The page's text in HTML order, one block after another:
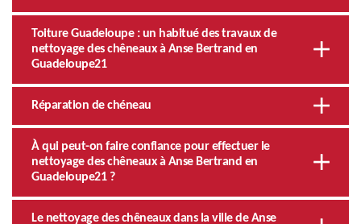
Toiture Guadeloupe : un habitué des travaux de
nettoyage des chêneaux à Anse Bertrand en
Guadeloupe21
Réparation de chéneau
À qui peut-on faire confiance pour effectuer le
nettoyage des chêneaux à Anse Bertrand en
Guadeloupe21 ?
Le nettoyage des chêneaux dans la ville de Anse